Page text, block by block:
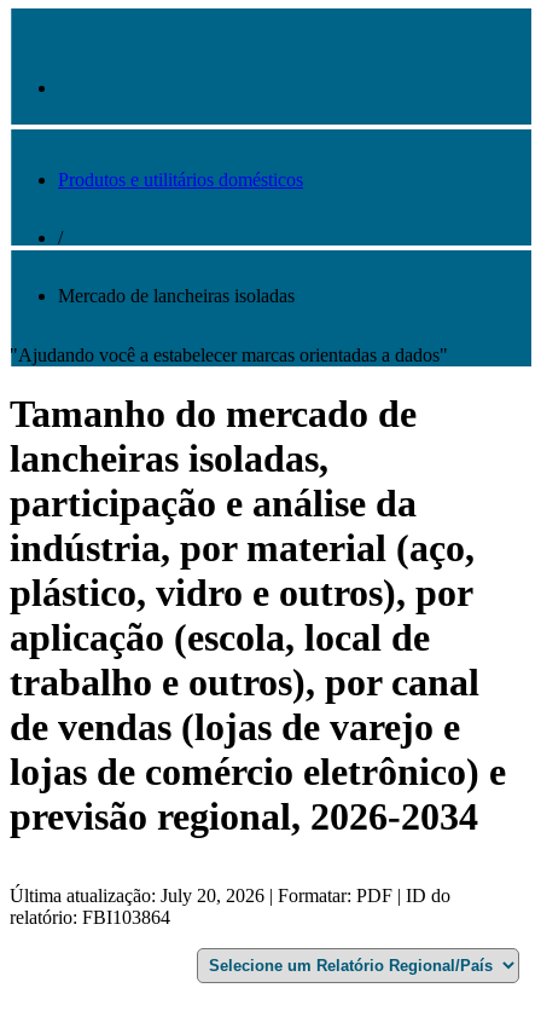
Produtos e utilitários domésticos
/
Mercado de lancheiras isoladas
"Ajudando você a estabelecer marcas orientadas a dados"
Tamanho do mercado de
lancheiras isoladas,
participação e análise da
indústria, por material (aço,
plástico, vidro e outros), por
aplicação (escola, local de
trabalho e outros), por canal
de vendas (lojas de varejo e
lojas de comércio eletrônico) e
previsão regional, 2026-2034
Última atualização: July 20, 2026 | Formatar: PDF | ID do
relatório: FBI103864